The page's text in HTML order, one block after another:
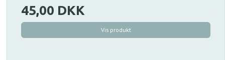
45,00 DKK
Vis produkt